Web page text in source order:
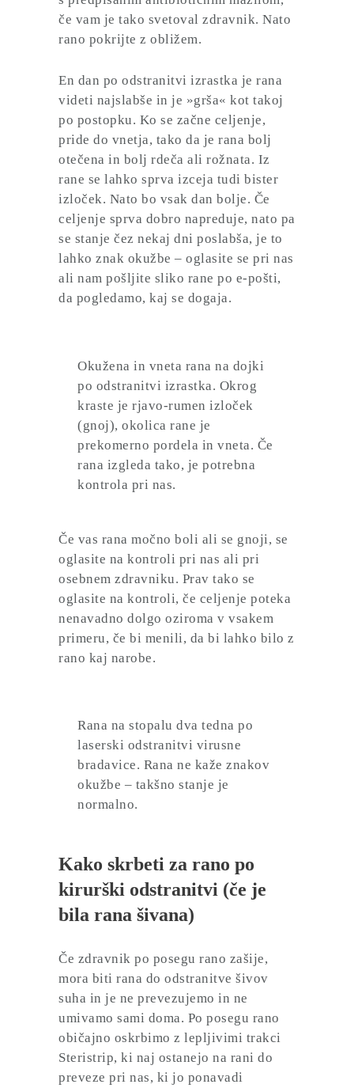
če vam je tako svetoval zdravnik. Nato
rano pokrijte z obližem.
En dan po odstranitvi izrastka je rana
videti najslabše in je »grša« kot takoj
po postopku. Ko se začne celjenje,
pride do vnetja, tako da je rana bolj
otečena in bolj rdeča ali rožnata. Iz
rane se lahko sprva izceja tudi bister
izloček. Nato bo vsak dan bolje. Če
celjenje sprva dobro napreduje, nato pa
se stanje čez nekaj dni poslabša, je to
lahko znak okužbe – oglasite se pri nas
ali nam pošljite sliko rane po e-pošti,
da pogledamo, kaj se dogaja.
Okužena in vneta rana na dojki
po odstranitvi izrastka. Okrog
kraste je rjavo-rumen izloček
(gnoj), okolica rane je
prekomerno pordela in vneta. Če
rana izgleda tako, je potrebna
kontrola pri nas.
Če vas rana močno boli ali se gnoji, se
oglasite na kontroli pri nas ali pri
osebnem zdravniku. Prav tako se
oglasite na kontroli, če celjenje poteka
nenavadno dolgo oziroma v vsakem
primeru, če bi menili, da bi lahko bilo z
rano kaj narobe.
Rana na stopalu dva tedna po
laserski odstranitvi virusne
bradavice. Rana ne kaže znakov
okužbe – takšno stanje je
normalno.
Kako skrbeti za rano po
kirurški odstranitvi (če je
bila rana šivana)
Če zdravnik po posegu rano zašije,
mora biti rana do odstranitve šivov
suha in je ne prevezujemo in ne
umivamo sami doma. Po posegu rano
običajno oskrbimo z lepljivimi trakci
Steristrip, ki naj ostanejo na rani do
preveze pri nas, ki jo ponavadi